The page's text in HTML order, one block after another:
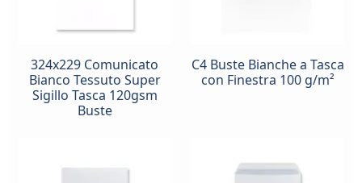
324x229 Comunicato
Bianco Tessuto Super
Sigillo Tasca 120gsm
Buste
C4 Buste Bianche a Tasca
con Finestra 100 g/m²